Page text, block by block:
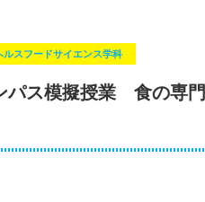
ルスフードサイエンス学科
パス模擬授業 食の専